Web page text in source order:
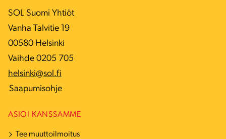
SOL Suomi Yhtiöt
Vanha Talvitie 19
00580 Helsinki
Vaihde 0205 705
helsinki@sol.fi
Saapumisohje
ASIOI KANSSAMME
Tee muuttoilmoitus